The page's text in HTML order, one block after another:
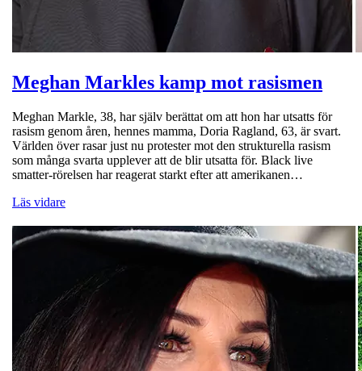
Meghan Markles kamp mot rasismen
Meghan Markle, 38, har själv berättat om att hon har utsatts för
rasism genom åren, hennes mamma, Doria Ragland, 63, är svart.
Världen över rasar just nu protester mot den strukturella rasism
som många svarta upplever att de blir utsatta för. Black live
smatter-rörelsen har reagerat starkt efter att amerikanen…
Läs vidare